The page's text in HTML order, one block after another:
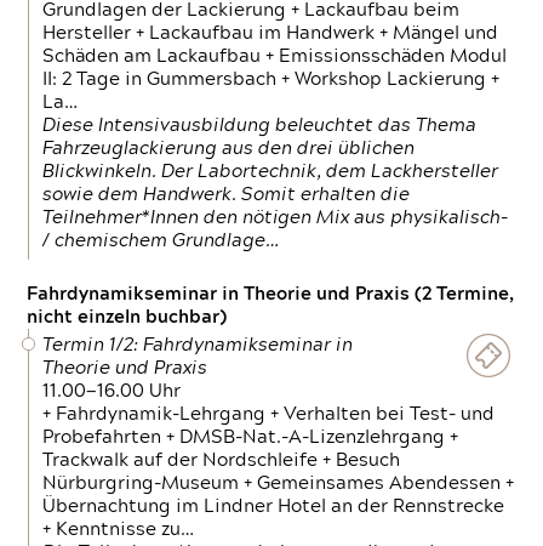
Grundlagen der Lackierung + Lackaufbau beim
Hersteller + Lackaufbau im Handwerk + Mängel und
Schäden am Lackaufbau + Emissionsschäden Modul
II: 2 Tage in Gummersbach + Workshop Lackierung +
La…
Diese Intensivausbildung beleuchtet das Thema
Fahrzeuglackierung aus den drei üblichen
Blickwinkeln. Der Labortechnik, dem Lackhersteller
sowie dem Handwerk. Somit erhalten die
Teilnehmer*Innen den nötigen Mix aus physikalisch-
/ chemischem Grundlage…
Fahrdynamikseminar in Theorie und Praxis (2 Termine,
nicht einzeln buchbar)
Termin 1/2: Fahrdynamikseminar in
Theorie und Praxis
11.00—16.00 Uhr
+ Fahrdynamik-Lehrgang + Verhalten bei Test- und
Probefahrten + DMSB-Nat.-A-Lizenzlehrgang +
Trackwalk auf der Nordschleife + Besuch
Nürburgring-Museum + Gemeinsames Abendessen +
Übernachtung im Lindner Hotel an der Rennstrecke
+ Kenntnisse zu…